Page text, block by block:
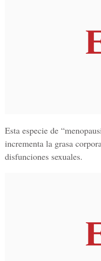
Esta especie de
incrementa la grasa
disfunciones sexuales.